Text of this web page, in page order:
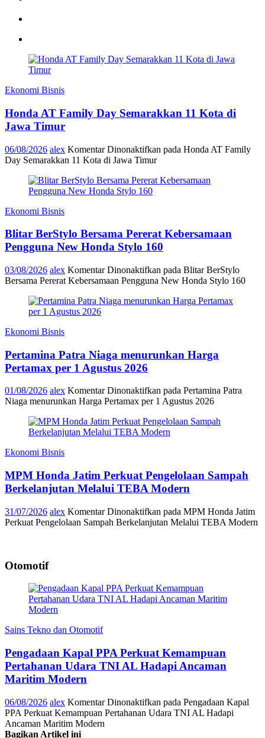
Ekonomi Bisnis
Honda AT Family Day Semarakkan 11 Kota di
Jawa Timur
06/08/2026 alex Komentar Dinonaktifkan pada Honda AT Family
Day Semarakkan 11 Kota di Jawa Timur
Ekonomi Bisnis
Blitar BerStylo Bersama Pererat Kebersamaan
Pengguna New Honda Stylo 160
03/08/2026 alex Komentar Dinonaktifkan pada Blitar BerStylo
Bersama Pererat Kebersamaan Pengguna New Honda Stylo 160
Ekonomi Bisnis
Pertamina Patra Niaga menurunkan Harga
Pertamax per 1 Agustus 2026
01/08/2026 alex Komentar Dinonaktifkan pada Pertamina Patra
Niaga menurunkan Harga Pertamax per 1 Agustus 2026
Ekonomi Bisnis
MPM Honda Jatim Perkuat Pengelolaan Sampah
Berkelanjutan Melalui TEBA Modern
31/07/2026 alex Komentar Dinonaktifkan pada MPM Honda Jatim
Perkuat Pengelolaan Sampah Berkelanjutan Melalui TEBA Modern
Otomotif
Sains Tekno dan Otomotif
Pengadaan Kapal PPA Perkuat Kemampuan
Pertahanan Udara TNI AL Hadapi Ancaman
Maritim Modern
06/08/2026 alex Komentar Dinonaktifkan pada Pengadaan Kapal
PPA Perkuat Kemampuan Pertahanan Udara TNI AL Hadapi
Ancaman Maritim Modern
Bagikan Artikel ini